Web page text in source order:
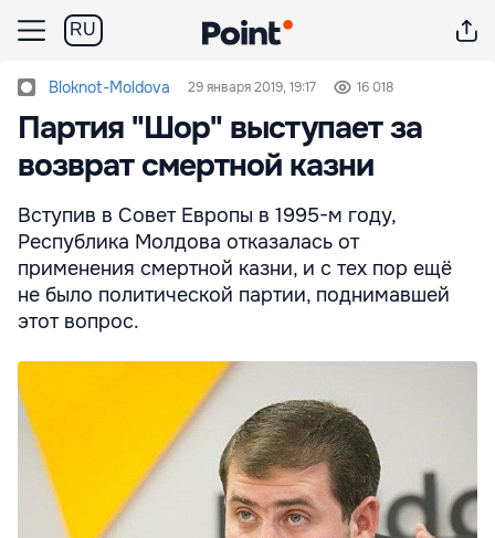
RU
Bloknot-Moldova 29 января 2019, 19:17 16 018
Партия "Шор" выступает за
возврат смертной казни
Вступив в Совет Европы в 1995-м году,
Республика Молдова отказалась от
применения смертной казни, и с тех пор ещё
не было политической партии, поднимавшей
этот вопрос.